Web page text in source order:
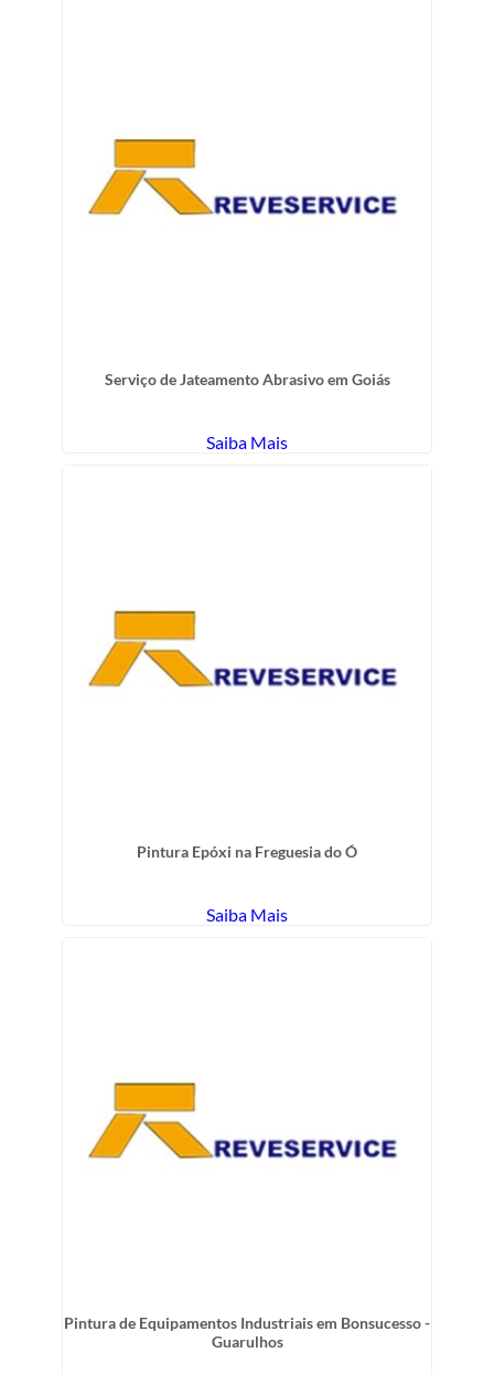
Serviço de Jateamento Abrasivo em Goiás
Saiba Mais
Pintura Epóxi na Freguesia do Ó
Saiba Mais
Pintura de Equipamentos Industriais em Bonsucesso -
Guarulhos